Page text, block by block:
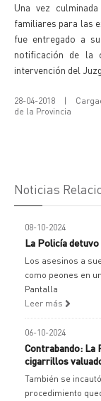
Una vez
familiares para las
fue entregado a
notificación de la
intervención del
28-04-2018 |
de la Provincia
Noticias
08-10-2024
La Policía
Los asesinos a
como peones en
Pantalla
Leer más
06-10-2024
Contrabando: La
cigarrillos
También se
procedimiento